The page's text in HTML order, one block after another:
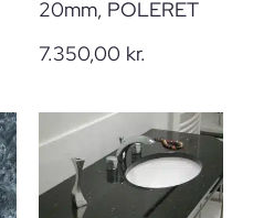
20mm, POLERET
7.350,00 kr.